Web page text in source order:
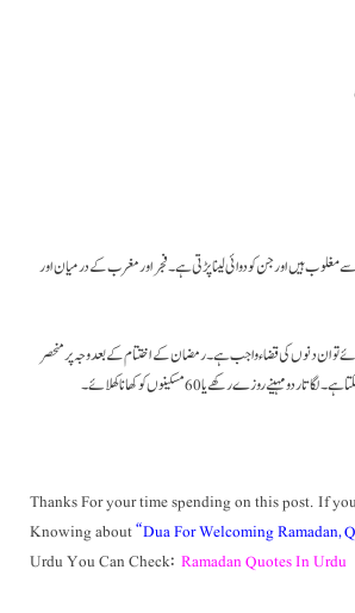
سے مغلوب ہیں اور جن کو دوائی لینا پڑتی ہے۔ فجر اور مغرب کے درمیان اور
تو ان دنوں کی قضاء واجب ہے۔ رمضان کے اختتام کے بعد وجہ پر منحصر
روزے رکھے یا 60 مسکینوں کو کھانا کھلائے۔
Thanks For your time spending on this post. If
Knowing about“Dua For Welcoming Ramadan,
Urdu You Can Check: Ramadan Quotes In Urdu